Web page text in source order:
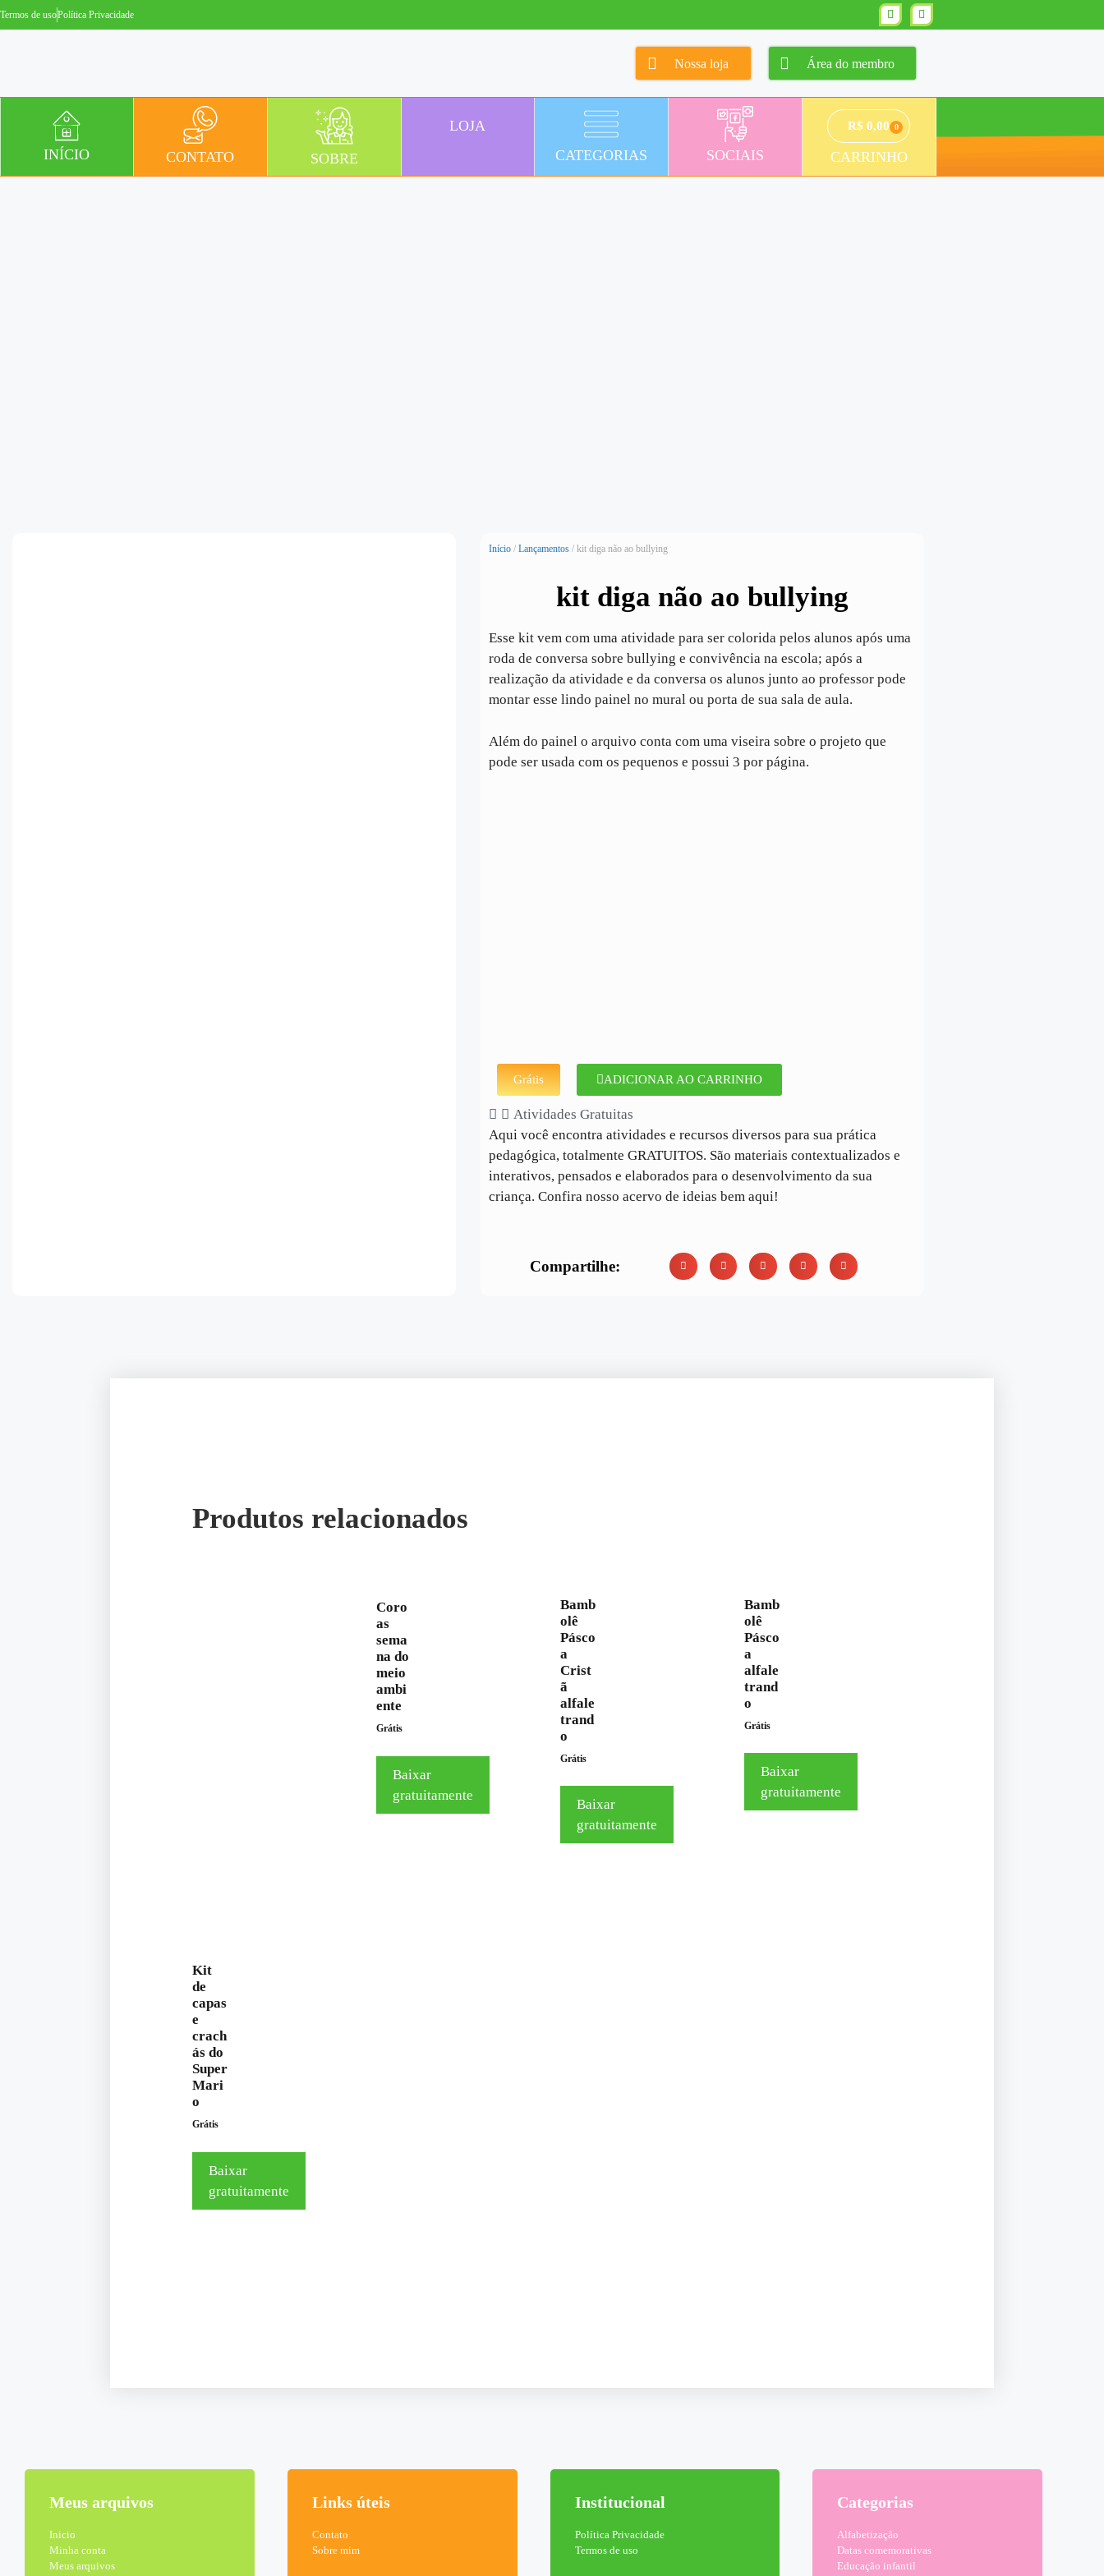
Termos de usoPolítica Privacidade
Nossa loja Área do membro
INÍCIO CONTATO SOBRE
LOJA
CATEGORIAS
SOCIAIS
R$ 0,00 0
CARRINHO
Início / Lançamentos / kit diga não ao bullying
kit diga não ao bullying
Esse kit vem com uma atividade para ser colorida pelos alunos após uma
roda de conversa sobre bullying e convivência na escola; após a
realização da atividade e da conversa os alunos junto ao professor pode
montar esse lindo painel no mural ou porta de sua sala de aula.
Além do painel o arquivo conta com uma viseira sobre o projeto que
pode ser usada com os pequenos e possui 3 por página.
Grátis ADICIONAR AO CARRINHO
Atividades Gratuitas
Aqui você encontra atividades e recursos diversos para sua prática
pedagógica, totalmente GRATUITOS. São materiais contextualizados e
interativos, pensados e elaborados para o desenvolvimento da sua
criança. Confira nosso acervo de ideias bem aqui!
Compartilhe:
Produtos relacionados
Coro
as
sema
na do
meio
ambi
ente
Grátis
Baixar
gratuitamente
Bamb
olê
Pásco
a
Crist
ã
alfale
trand
o
Grátis
Baixar
gratuitamente
Bamb
olê
Pásco
a
alfale
trand
o
Grátis
Baixar
gratuitamente
Kit
de
capas
e
crach
ás do
Super
Mari
o
Grátis
Baixar
gratuitamente
Meus arquivos
Inicio
Minha conta
Meus arquivos
Links úteis
Contato
Sobre mim
Institucional
Política Privacidade
Termos de uso
Categorias
Alfabetização
Datas comemorativas
Educação infantil